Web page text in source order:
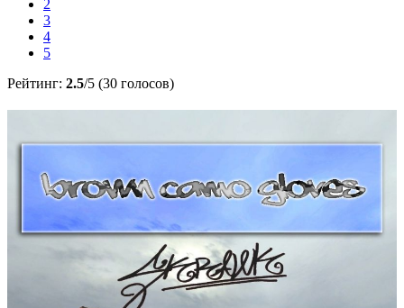
2
3
4
5
Рейтинг: 2.5/5 (30 голосов)